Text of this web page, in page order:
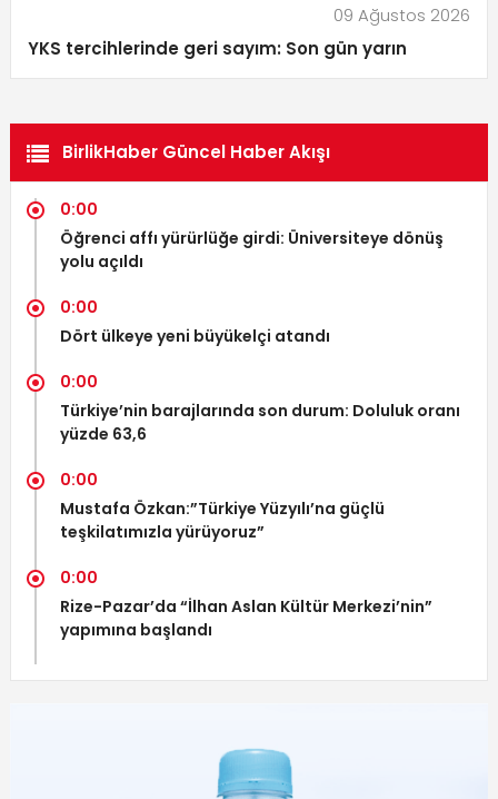
09 Ağustos 2026
YKS tercihlerinde geri sayım: Son gün yarın
BirlikHaber Güncel Haber Akışı
0:00
Öğrenci affı yürürlüğe girdi: Üniversiteye dönüş
yolu açıldı
0:00
Dört ülkeye yeni büyükelçi atandı
0:00
Türkiye’nin barajlarında son durum: Doluluk oranı
yüzde 63,6
0:00
Mustafa Özkan:”Türkiye Yüzyılı’na güçlü
teşkilatımızla yürüyoruz”
0:00
Rize-Pazar’da “İlhan Aslan Kültür Merkezi’nin”
yapımına başlandı